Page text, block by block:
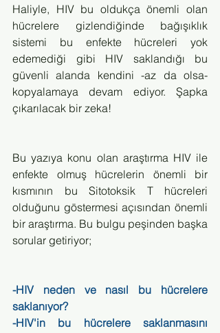
Haliyle, HIV bu oldukça önemli olan
hücrelere gizlendiğinde bağışıklık
sistemi bu enfekte hücreleri yok
edemediği gibi HIV saklandığı bu
güvenli alanda kendini -az da olsa-
kopyalamaya devam ediyor. Şapka
çıkarılacak bir zeka!
Bu yazıya konu olan araştırma HIV ile
enfekte olmuş hücrelerin önemli bir
kısmının bu Sitotoksik T hücreleri
olduğunu göstermesi açısından önemli
bir araştırma. Bu bulgu peşinden başka
sorular getiriyor;
-HIV neden ve nasıl bu hücrelere
saklanıyor?
-HIV'in bu hücrelere saklanmasını